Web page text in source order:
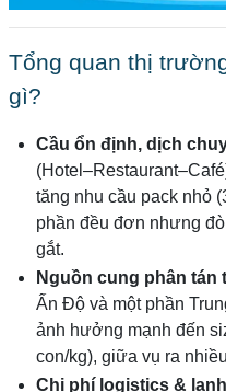
Tổng quan thị
gì?
Cầu ổn định, dịch
tăng nhu cầu pack nhỏ
phần đều đơn nhưng
gắt.
Nguồn cung phân tán
Ấn Độ và một phần
ảnh hưởng mạnh đến
con/kg), giữa vụ ra
Chi phí logistics & lạnh